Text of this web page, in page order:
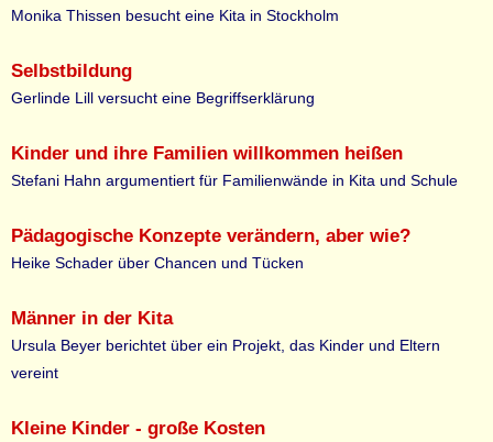
Monika Thissen besucht eine Kita in Stockholm
Selbstbildung
Gerlinde Lill versucht eine Begriffserklärung
Kinder und ihre Familien willkommen heißen
Stefani Hahn argumentiert für Familienwände in Kita und Schule
Pädagogische Konzepte verändern, aber wie?
Heike Schader über Chancen und Tücken
Männer in der Kita
Ursula Beyer berichtet über ein Projekt, das Kinder und Eltern
vereint
Kleine Kinder - große Kosten